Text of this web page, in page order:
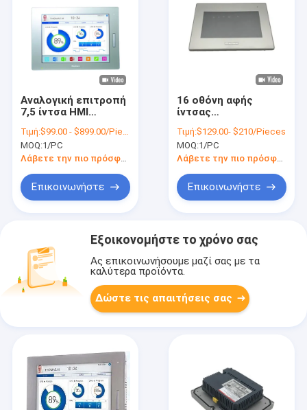
Αναλογική επιτροπή
7,5 ίντσα HMI
PFXGP4401TAD
διεπαφών χειριστών
Τιμή:$99.00 - $899.00/Pieces
MOQ:1/PC
Λάβετε την πιο πρόσφατη τιμή
Επικοινωνήστε
16 οθόνη αφής
ίντσας
Proface HMI 12,1
επιπέδων
Τιμή:$129.00- $210/Pieces
MOQ:1/PC
Λάβετε την πιο πρόσφατη τιμή
Επικοινωνήστε
Εξοικονομήστε το χρόνο σας
Ας επικοινωνήσουμε μαζί σας με τα
καλύτερα προϊόντα.
Δώστε τις απαιτήσεις σας